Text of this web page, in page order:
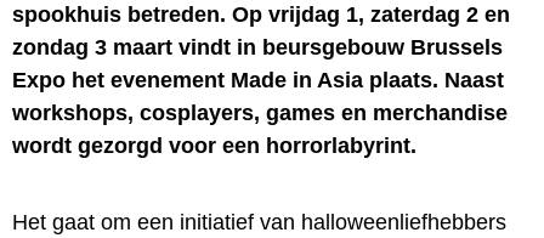
spookhuis betreden. Op vrijdag 1, zaterdag 2 en
zondag 3 maart vindt in beursgebouw Brussels
Expo het evenement Made in Asia plaats. Naast
workshops, cosplayers, games en merchandise
wordt gezorgd voor een horrorlabyrint.
Het gaat om een initiatief van halloweenliefhebbers